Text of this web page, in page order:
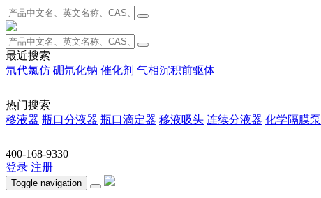
最近搜索
氘代氯仿 硼氘化钠 催化剂 气相沉积前驱体
热门搜索
移液器 瓶口分液器 瓶口滴定器 移液吸头 连续分液器 化学隔膜泵
400-168-9330
登录 注册
Toggle navigation